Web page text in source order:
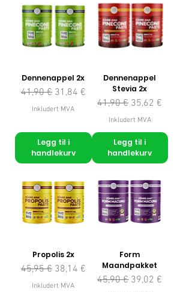
Dennenappel 2x
Vanlig pris
41,90 € Salgspris
31,84 €
Inkludert MVA
Legg til i
handlekurv
Dennenappel
Stevia 2x
Vanlig pris
41,90 € Salgspris
35,62 €
Inkludert MVA
Legg til i
handlekurv
Propolis 2x
Vanlig pris
45,95 € Salgspris
38,14 €
Inkludert MVA
Form
Maandpakket
Vanlig pris
45,90 € Salgspris
39,02 €